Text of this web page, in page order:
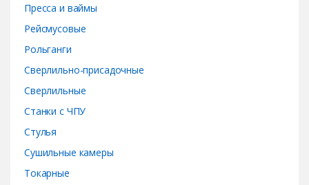
Пресса и ваймы
Рейсмусовые
Рольганги
Сверлильно-присадочные
Сверлильные
Станки с ЧПУ
Стулья
Сушильные камеры
Токарные